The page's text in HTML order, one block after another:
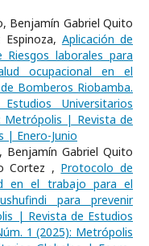
Benjamín Gabriel Quito
Aplicación de
Riesgos laborales para
ocupacional en el
Bomberos Riobamba.
Universitarios
Metrópolis | Revista de
| Enero-Junio
Benjamín Gabriel Quito
Cortez , Protocolo de
en el trabajo para el
para prevenir
| Revista de Estudios
1 (2025): Metrópolis